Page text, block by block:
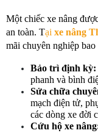
Một chiếc xe nâng
an toàn. Tại xe nâng
mãi chuyên nghiệp bao
Bảo trì định kỳ:
phanh và bình
Sửa chữa
mạch điện tử,
các dòng xe đời
Cứu hộ xe